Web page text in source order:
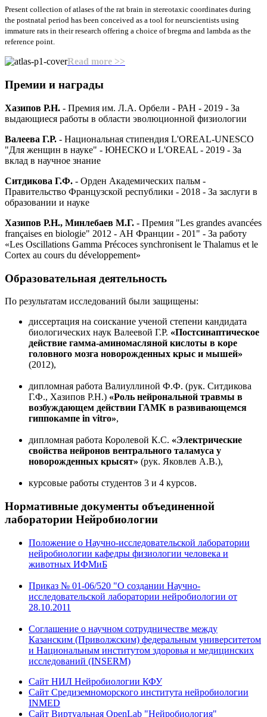
Present collection of atlases of the rat brain in stereotaxic coordinates during
the postnatal period has been conceived as a tool for neurscientists using
immature rats in their research offering a choice of bregma and lambda as the
reference point.
Read more >>
Премии и награды
Хазипов Р.Н. - Премия им. Л.А. Орбели - РАН - 2019 - За
выдающиеся работы в области эволюционной физиологии
Валеева Г.Р. - Национальная стипендия L'OREAL-UNESCO
"Для женщин в науке" - ЮНЕСКО и L'OREAL - 2019 - За
вклад в научное знание
Ситдикова Г.Ф. - Орден Академических пальм -
Правительство Французской республики - 2018 - За заслуги в
образовании и науке
Хазипов Р.Н., Минлебаев М.Г. - Премия "Les grandes avancées
françaises en biologie" 2012 - АН Франции - 201" - За работу
«Les Oscillations Gamma Précoces synchronisent le Thalamus et le
Cortex au cours du développement»
Образовательная деятельность
По результатам исследований были защищены:
диссертация на соискание ученой степени кандидата
биологических наук Валеевой Г.Р. «Постсинаптическое
действие гамма-аминомасляной кислоты в коре
головного мозга новорожденных крыс и мышей»
(2012),
дипломная работа Валиуллиной Ф.Ф. (рук. Ситдикова
Г.Ф., Хазипов Р.Н.) «Роль нейрональной травмы в
возбуждающем действии ГАМК в развивающемся
гиппокампе in vitro»,
дипломная работа Королевой К.С. «Электрические
свойства нейронов вентрального таламуса у
новорожденных крысят» (рук. Яковлев А.В.),
курсовые работы студентов 3 и 4 курсов.
Нормативные документы объединенной
лаборатории Нейробиологии
Положение о Научно-исследовательской лаборатории
нейробиологии кафедры физиологии человека и
животных ИФМиБ
Приказ № 01-06/520 "О создании Научно-
исследовательской лаборатории нейробиологии от
28.10.2011
Соглашение о научном сотрудничестве между
Казанским (Приволжским) федеральным университетом
и Национальным институтом здоровья и медицинских
исследований (INSERM)
Сайт НИЛ Нейробиологии КФУ
Сайт Средиземноморского института нейробиологии
INMED
Сайт Виртуальная OpenLab "Нейробиология"